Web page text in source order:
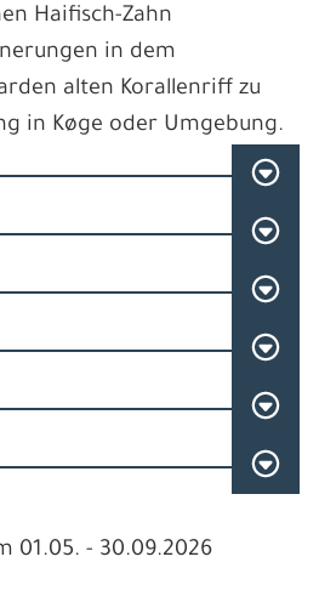
Haifisch-Zahn
in dem
alten Korallenriff zu
in Køge oder Umgebung.
01.05. - 30.09.2026